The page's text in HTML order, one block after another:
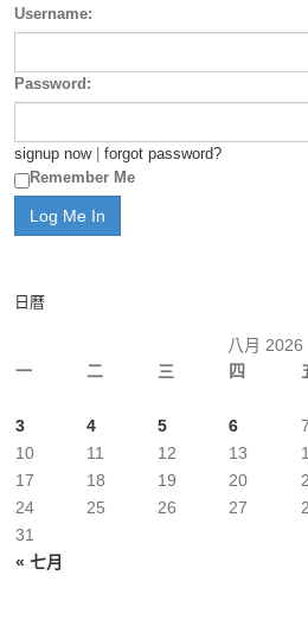
Username:
Password:
signup now| forgot password?
Remember Me
日曆
八月 2026
一
二 三 四
« 七月
3
4 5 6 7
10
11 12 13
17
18 19 20
24
25 26 27
31